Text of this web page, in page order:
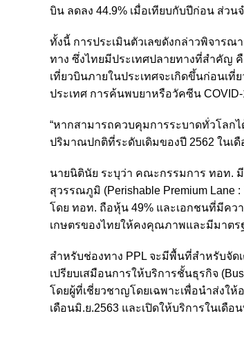
บิน ลดลง 44.9% เมื่อเทียบกับปีก่อน ส่ว
ทั้งนี้ การประเมินตัวเลขดังกล่าวพิจารณ
ทาง ซึ่งไทยมีประเทศปลายทางที่สำคัญ
เที่ยวบินภายในประเทศจะเกิดขึ้นก่อนเที่
ประเทศ การค้นพบยาหรือวัคซีน COVID-
“หากสามารถควบคุมการระบาดทั่วโลก
ปริมาณปกติที่ระดับเดิมของปี 2562 ในเ
นายนิตินัย ระบุว่า คณะกรรมการ ทอท.
สุวรรณภูมิ (Perishable Premium Lane
โดย ทอท. ถือหุ้น 49% และเอกชนที่มีคว
เกษตรของไทยให้คงคุณภาพและมีมาต
สำหรับช่องทาง PPL จะมีพื้นที่สำหรับจั
เปรียบเสมือนการให้บริการชั้นธุรกิจ
โดยผู้ที่เชี่ยวชาญโดยเฉพาะเพื่อนำส่งใ
เดือนมิ.ย.2563 และเปิดให้บริการในเดือ